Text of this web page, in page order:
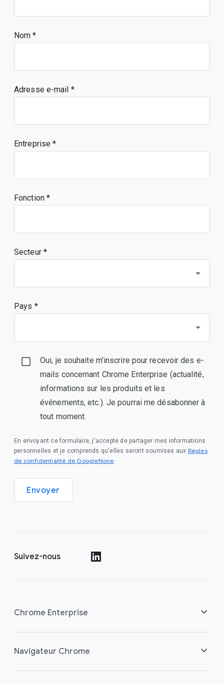
Nom
Adresse e-mail
Entreprise
Fonction
Secteur *
Pays *
Oui, je souhaite m'inscrire pour recevoir des e-
mails concernant Chrome Enterprise (actualité,
informations sur les produits et les
événements, etc.). Je pourrai me désabonner à
tout moment.
En envoyant ce formulaire, j'accepte de partager mes informations
personnelles et je comprends qu'elles seront soumises aux Règles
de confidentialité de GoogleNone.
Envoyer
Suivez-nous
Chrome Enterprise
Sécurité
Navigateur Chrome